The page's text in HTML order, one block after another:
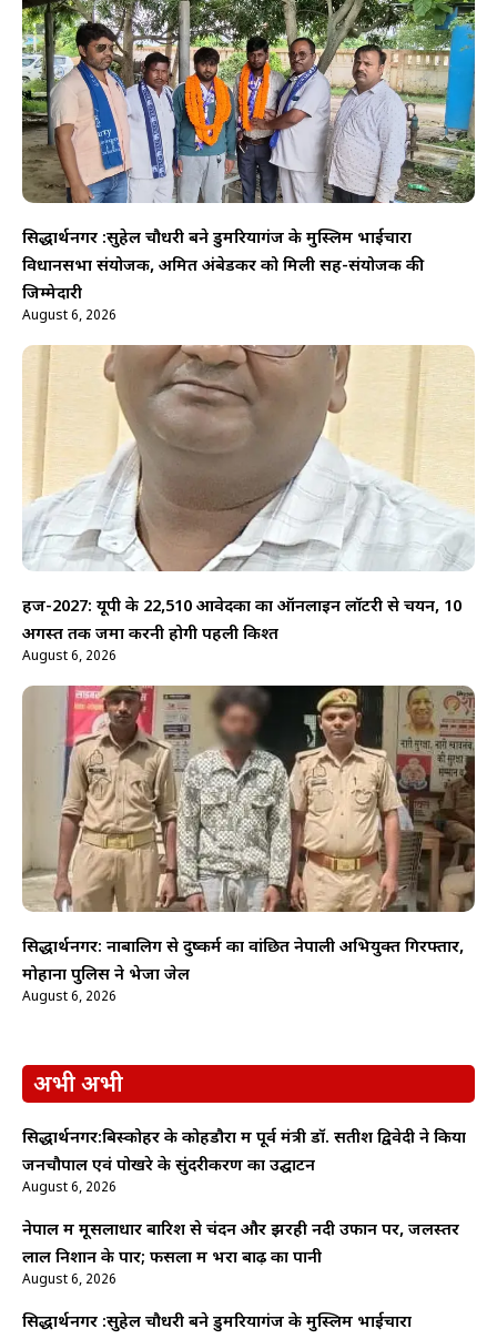
सिद्धार्थनगर :सुहेल चौधरी बने डुमरियागंज के मुस्लिम भाईचारा
विधानसभा संयोजक, अमित अंबेडकर को मिली सह-संयोजक की
जिम्मेदारी
August 6, 2026
हज-2027: यूपी के 22,510 आवेदकों का ऑनलाइन लॉटरी से चयन, 10
अगस्त तक जमा करनी होगी पहली किश्त
August 6, 2026
सिद्धार्थनगर: नाबालिग से दुष्कर्म का वांछित नेपाली अभियुक्त गिरफ्तार,
मोहाना पुलिस ने भेजा जेल
August 6, 2026
अभी अभी
सिद्धार्थनगर:बिस्कोहर के कोहडौरा में पूर्व मंत्री डॉ. सतीश द्विवेदी ने किया
जनचौपाल एवं पोखरे के सुंदरीकरण का उद्घाटन
August 6, 2026
नेपाल में मूसलाधार बारिश से चंदन और झरही नदी उफान पर, जलस्तर
लाल निशान के पार; फसलों में भरा बाढ़ का पानी
August 6, 2026
सिद्धार्थनगर :सुहेल चौधरी बने डुमरियागंज के मुस्लिम भाईचारा